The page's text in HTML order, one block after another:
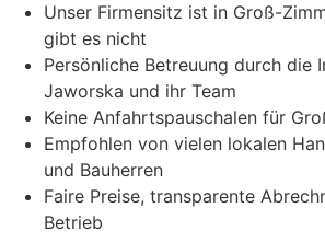
Unser Firmensitz ist in Groß-
gibt es nicht
Persönliche Betreuung durch die
Jaworska und ihr Team
Keine Anfahrtspauschalen für
Empfohlen von vielen lokalen
und Bauherren
Faire Preise, transparente
Betrieb